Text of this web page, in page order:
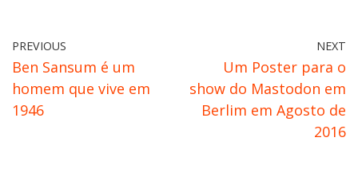
PREVIOUS
Ben Sansum é um
homem que vive em
1946
NEXT
Um Poster para o
show do Mastodon em
Berlim em Agosto de
2016